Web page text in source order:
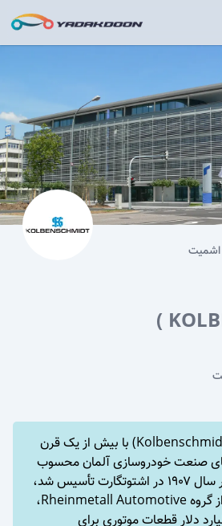
خانه
اشمیت
)
شرکت کلبن اشمیت (Kolbenschmidt) با بیش از یک قرن
صنعت خودروسازی آلمان محسوب
می شود. این برند که در سال ۱۹۰۷ در اشتوتگارت تأسیس شد،
امروز به عنوان بخشی از گروه Rheinmetall Automotive،
بیش از ۴.۵ میلیارد دلار قطعات موتوری برای